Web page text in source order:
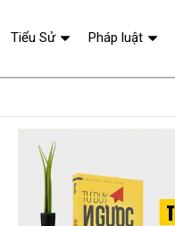
Tiểu Sử Pháp luật